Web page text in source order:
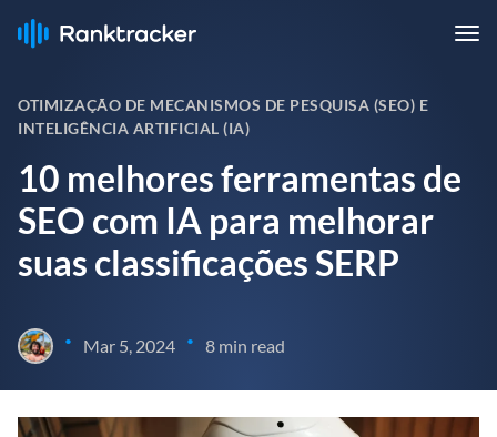
OTIMIZAÇÃO DE MECANISMOS DE PESQUISA (SEO) E
INTELIGÊNCIA ARTIFICIAL (IA)
10 melhores ferramentas de
SEO com IA para melhorar
suas classificações SERP
• Mar 5, 2024 • 8 min read